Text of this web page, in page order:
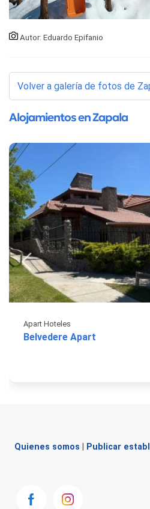
Autor: Eduardo Epifanio
Volver a galería de fotos de
Alojamientos en Zapala
Apart Hoteles
Belvedere Apart
Quienes somos Publicar